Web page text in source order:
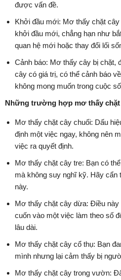
được vấn đề.
Khởi đầu mới: Mơ thấy chặt
khởi đầu mới, chẳng hạn như
quan hệ mới hoặc thay đổi lối
Cảnh báo: Mơ thấy cây bị chặt,
cây có giá trị, có thể cảnh báo
không mong muốn trong cuộc
Những trường hợp mơ thấy chặt
Mơ thấy chặt cây chuối: Dấu
định một việc ngay, không nên
việc ra quyết định.
Mơ thấy chặt cây tre: Bạn có
mà không suy nghĩ kỹ. Hãy cẩn
này.
Mơ thấy chặt cây dừa: Điều này
cuốn vào một việc làm theo số
lâu dài.
Mơ thấy chặt cây cổ thụ: Bạn
mình nhưng lại cảm thấy bị
Mơ thấy chặt cây trong vườn: